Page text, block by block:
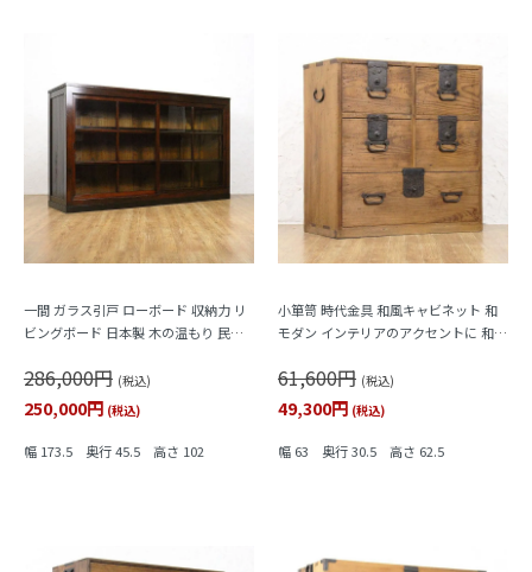
一間 ガラス引戸 ローボード 収納力 リ
ビングボード 日本製 木の温もり 民芸
286,000円 (税込)
250,000円 (税込)
幅 173.5 奥行 45.5 高さ 102
小箪笥 時代金具 和風キャビネット 和
モダン インテリアのアクセントに 和骨
61,600円 (税込)
49,300円 (税込)
幅 63 奥行 30.5 高さ 62.5